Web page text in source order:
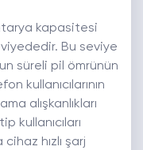
kapasitesi
Bu seviye
süreli pil ömrünün
kullanıcılarının
alışkanlıkları
kullanıcıları
hızlı şarj